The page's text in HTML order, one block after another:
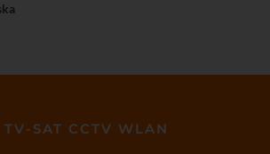
SAT CCTV WLAN